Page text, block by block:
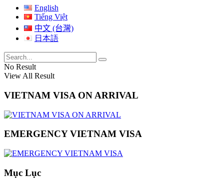
English
Tiếng Việt
中文 (台灣)
日本語
No Result
View All Result
VIETNAM VISA ON ARRIVAL
EMERGENCY VIETNAM VISA
Mục Lục